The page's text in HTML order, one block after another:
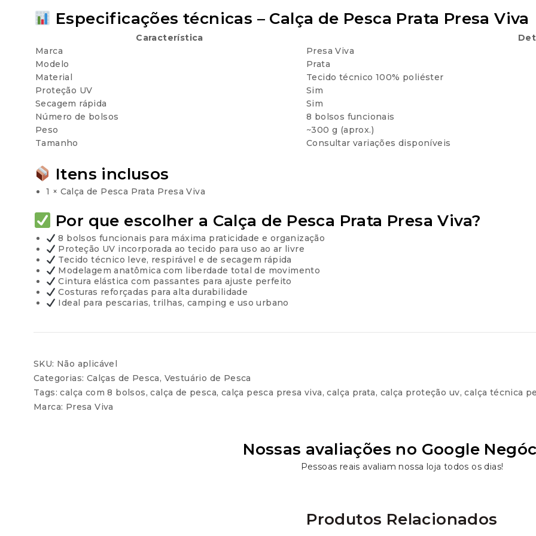
Especificações técnicas – Calça de Pesca Prata Presa Viva
Característica
Marca
Presa Viva
Modelo
Prata
Material
Tecido técnico 100% poliéster
Proteção UV
Sim
Secagem rápida
Sim
Número de bolsos
8 bolsos funcionais
Peso
~300 g (aprox.)
Tamanho
Consultar variações disponíveis
Itens inclusos
1 × Calça de Pesca Prata Presa Viva
Por que escolher a Calça de Pesca Prata Presa Viva?
8 bolsos funcionais para máxima praticidade e organização
Proteção UV incorporada ao tecido para uso ao ar livre
Tecido técnico leve, respirável e de secagem rápida
Modelagem anatômica com liberdade total de movimento
Cintura elástica com passantes para ajuste perfeito
Costuras reforçadas para alta durabilidade
Ideal para pescarias, trilhas, camping e uso urbano
SKU: Não aplicável
Categorias: Calças de Pesca, Vestuário de Pesca
Tags:calça com 8 bolsos,calça de pesca, calça pesca presa viva,calça prata, calça proteção uv,calça técnica
Marca: Presa Viva
Nossas avaliações no Google
Pessoas reais avaliam nossa loja todos os dias!
Produtos Relacionados